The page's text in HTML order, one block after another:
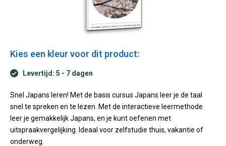
Kies een kleur voor dit product:
Levertijd: 5 - 7 dagen
Snel Japans leren! Met de basis cursus Japans leer je de taal
snel te spreken en te lezen. Met de interactieve leermethode
leer je gemakkelijk Japans, en je kunt oefenen met
uitspraakvergelijking. Ideaal voor zelfstudie thuis, vakantie of
onderweg.